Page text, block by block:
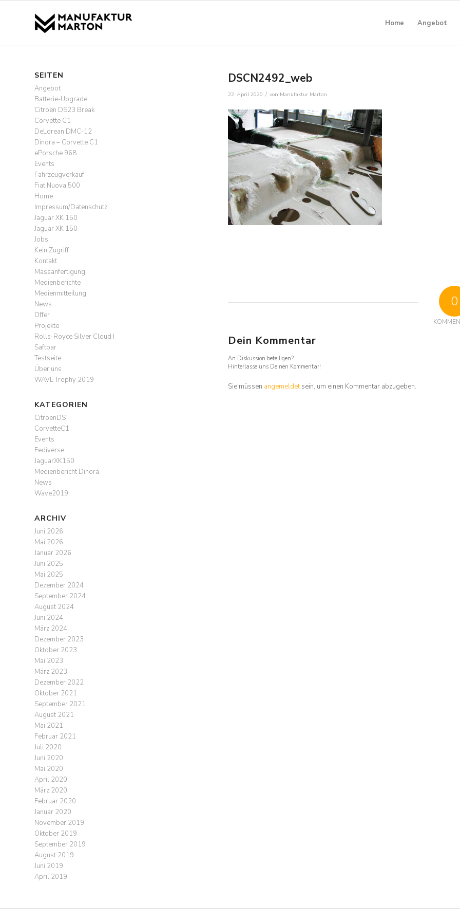
Home Angebot
DSCN2492_web
22. April 2020 / von Manufaktur Marton
0
Dein Kommentar
An Diskussion beteiligen?
Hinterlasse uns Deinen Kommentar!
Sie müssen angemeldetsein, um einen Kommentar abzugeben.
SEITEN
Angebot
Batterie-Upgrade
Citroën DS23 Break
Corvette C1
DeLorean DMC-12
Dinora – Corvette C1
ePorsche 968
Events
Fahrzeugverkauf
Fiat Nuova 500
Home
Impressum/Datenschutz
Jaguar XK 150
Jaguar XK 150
Jobs
Kein Zugriff
Kontakt
Massanfertigung
Medienberichte
Medienmitteilung
News
Offer
Projekte
Rolls-Royce Silver Cloud I
Saftbar
Testseite
Über uns
WAVE Trophy 2019
KATEGORIEN
CitroenDS
CorvetteC1
Events
Fediverse
JaguarXK150
Medienbericht Dinora
News
Wave2019
ARCHIV
Juni 2026
Mai 2026
Januar 2026
Juni 2025
Mai 2025
Dezember 2024
September 2024
August 2024
Juni 2024
März 2024
Dezember 2023
Oktober 2023
Mai 2023
März 2023
Dezember 2022
Oktober 2021
September 2021
August 2021
Mai 2021
Februar 2021
Juli 2020
Juni 2020
Mai 2020
April 2020
März 2020
Februar 2020
Januar 2020
November 2019
Oktober 2019
September 2019
August 2019
Juni 2019
April 2019